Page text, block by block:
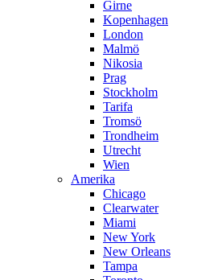
Girne
Kopenhagen
London
Malmö
Nikosia
Prag
Stockholm
Tarifa
Tromsö
Trondheim
Utrecht
Wien
Amerika
Chicago
Clearwater
Miami
New York
New Orleans
Tampa